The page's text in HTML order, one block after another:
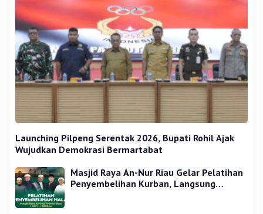
Launching Pilpeng Serentak 2026, Bupati Rohil Ajak
Wujudkan Demokrasi Bermartabat
Masjid Raya An-Nur Riau Gelar Pelatihan
Penyembelihan Kurban, Langsung